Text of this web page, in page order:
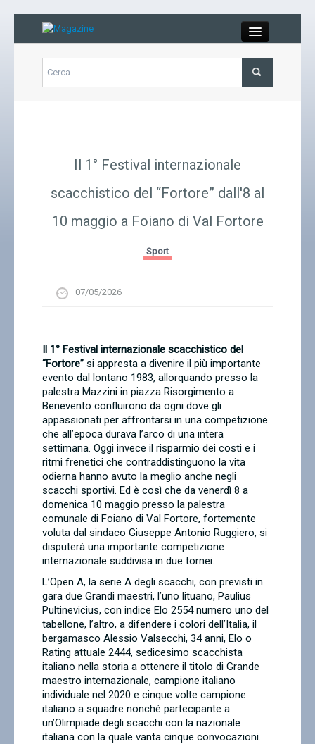
Carrello
Il 1° Festival internazionale
scacchistico del “Fortore” dall'8 al
10 maggio a Foiano di Val Fortore
Sport
07/05/2026
Il 1° Festival internazionale scacchistico del
“Fortore” si appresta a divenire il più importante
evento dal lontano 1983, allorquando presso la
palestra Mazzini in piazza Risorgimento a
Benevento confluirono da ogni dove gli
appassionati per affrontarsi in una competizione
che all’epoca durava l’arco di una intera
settimana. Oggi invece il risparmio dei costi e i
ritmi frenetici che contraddistinguono la vita
odierna hanno avuto la meglio anche negli
scacchi sportivi. Ed è così che da venerdì 8 a
domenica 10 maggio presso la palestra
comunale di Foiano di Val Fortore, fortemente
voluta dal sindaco Giuseppe Antonio Ruggiero, si
disputerà una importante competizione
internazionale suddivisa in due tornei.
L’Open A, la serie A degli scacchi, con previsti in
gara due Grandi maestri, l’uno lituano, Paulius
Pultinevicius, con indice Elo 2554 numero uno del
tabellone, l’altro, a difendere i colori dell’Italia, il
bergamasco Alessio Valsecchi, 34 anni, Elo o
Rating attuale 2444, sedicesimo scacchista
italiano nella storia a ottenere il titolo di Grande
maestro internazionale, campione italiano
individuale nel 2020 e cinque volte campione
italiano a squadre nonché partecipante a
un’Olimpiade degli scacchi con la nazionale
italiana con la quale vanta cinque convocazioni.